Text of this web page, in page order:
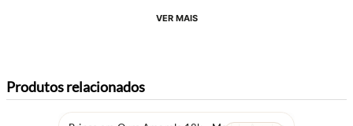
VER MAIS
Produtos relacionados